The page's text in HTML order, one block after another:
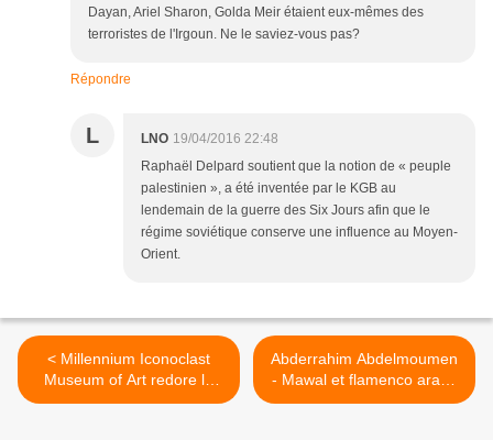
Dayan, Ariel Sharon, Golda Meir étaient eux-mêmes des
terroristes de l'Irgoun. Ne le saviez-vous pas?
Répondre
L LNO 19/04/2016 22:48
Raphaël Delpard soutient que la notion de « peuple
palestinien », a été inventée par le KGB au
lendemain de la guerre des Six Jours afin que le
régime soviétique conserve une influence au Moyen-
Orient.
< Millennium Iconoclast
Museum of Art redore le
blason de Molenbeek en
Abderrahim Abdelmoumen
- Mawal et flamenco arabe
à l'institut du monde arabe